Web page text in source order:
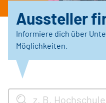
Aussteller
Informiere dich über
Möglichkeiten.